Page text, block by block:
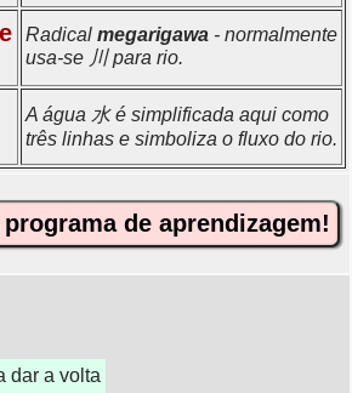
Radical megarigawa - normalmente
usa-se 川 para rio.
A água 水 é simplificada aqui como
três linhas e simboliza o fluxo do rio.
de aprendizagem!
dar a volta